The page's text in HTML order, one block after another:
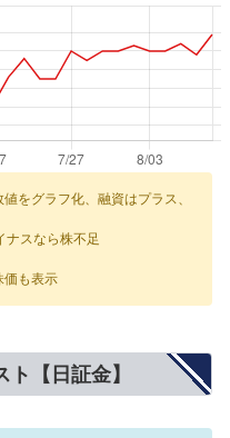
をグラフ化、融資はプラス、
ナスなら株不足
価も表示
【日証金】